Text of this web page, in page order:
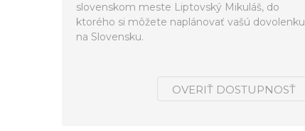
slovenskom meste Liptovský Mikuláš, do
ktorého si môžete naplánovať vašú dovolenku
na Slovensku.
OVERIŤ DOSTUPNOSŤ